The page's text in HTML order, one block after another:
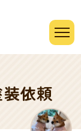
依頼